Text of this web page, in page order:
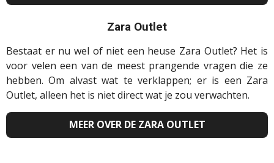
Zara Outlet
Bestaat er nu wel of niet een heuse Zara Outlet? Het is
voor velen een van de meest prangende vragen die ze
hebben. Om alvast wat te verklappen; er is een Zara
Outlet, alleen het is niet direct wat je zou verwachten.
MEER OVER DE ZARA OUTLET